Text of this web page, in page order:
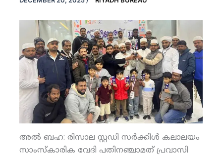
അല്‍ ബഹ: രിസാല സ്റ്റഡി സര്‍ക്കിള്‍ കലാലയം
സാംസ്‌കാരിക വേദി പതിനഞ്ചാമത് പ്രവാസി